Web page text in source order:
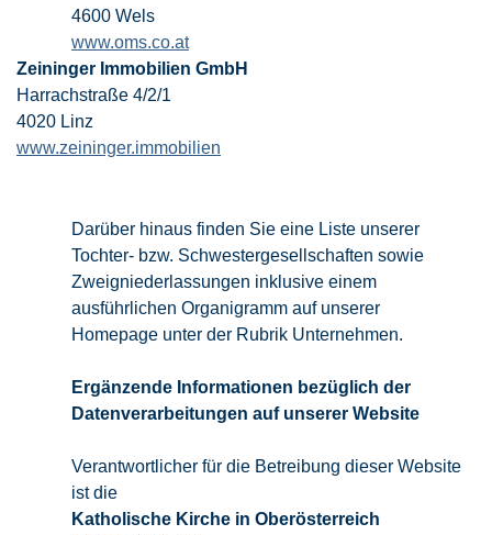
4600 Wels
www.oms.co.at
Zeininger Immobilien GmbH
Harrachstraße 4/2/1
4020 Linz
www.zeininger.immobilien
Darüber hinaus finden Sie eine Liste unserer
Tochter- bzw. Schwestergesellschaften sowie
Zweigniederlassungen inklusive einem
ausführlichen Organigramm auf unserer
Homepage unter der Rubrik Unternehmen.
Ergänzende Informationen bezüglich der
Datenverarbeitungen auf unserer Website
Verantwortlicher für die Betreibung dieser Website
ist die
Katholische Kirche in Oberösterreich